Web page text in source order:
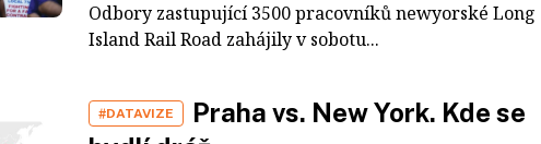
Odbory zastupující 3500 pracovníků newyorské Long
Island Rail Road zahájily v sobotu...
#DATAVIZE
Praha vs. New York. Kde se